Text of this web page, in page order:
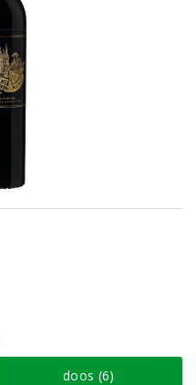
doos (6)